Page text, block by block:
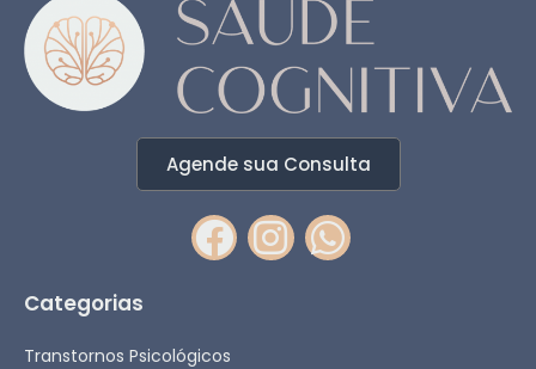
Agende sua Consulta
Categorias
Transtornos Psicológicos